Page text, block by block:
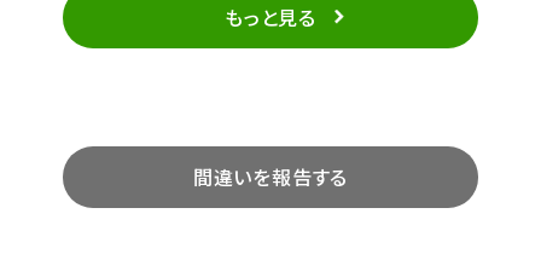
もっと見る
間違いを報告する